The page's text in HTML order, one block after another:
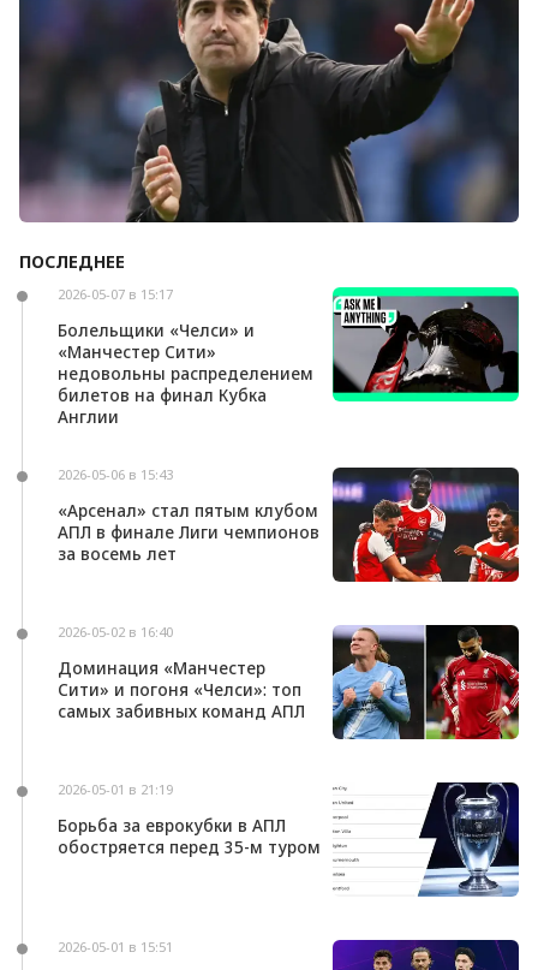
Андони Ираола может возглавить «Кристал
ПОСЛЕДНЕЕ
2026-05-07 в 15:17
Болельщики «Челси» и
«Манчестер Сити»
недовольны распределением
билетов на финал Кубка
Англии
2026-05-06 в 15:43
«Арсенал» стал пятым клубом
АПЛ в финале Лиги чемпионов
за восемь лет
2026-05-02 в 16:40
Доминация «Манчестер
Сити» и погоня «Челси»: топ
самых забивных команд АПЛ
2026-05-01 в 21:19
Борьба за еврокубки в АПЛ
обостряется перед 35-м туром
2026-05-01 в 15:51